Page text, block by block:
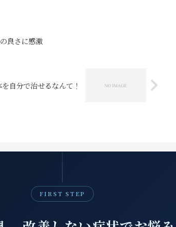
良さに感激
自分で治せるなんて！
FIRST STEP